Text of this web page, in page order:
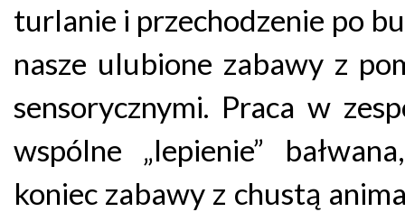
turlanie i przechodzenie po
nasze ulubione zabawy z
sensorycznymi. Praca w
wspólne „lepienie”
koniec zabawy z chustą